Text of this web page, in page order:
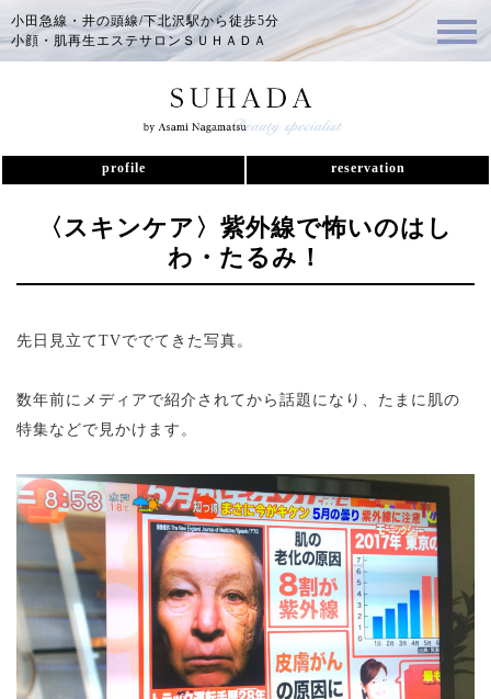
小田急線・井の頭線/下北沢駅から徒歩5分
小顔・肌再生エステサロンＳＵＨＡＤＡ
profile reservation
〈スキンケア〉紫外線で怖いのはし
わ・たるみ！
先日見立てTVででてきた写真。
数年前にメディアで紹介されてから話題になり、たまに肌の
特集などで見かけます。